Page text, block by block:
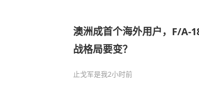
澳洲成首个海外用户，F/A-
战格局要变？
止戈军是我2小时前